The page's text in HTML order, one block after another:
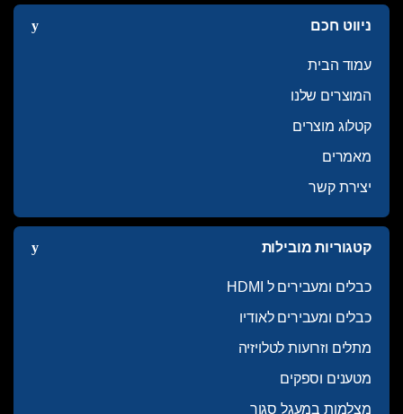
ניווט חכם
עמוד הבית
המוצרים שלנו
קטלוג מוצרים
מאמרים
יצירת קשר
קטגוריות מובילות
כבלים ומעבירים ל HDMI
כבלים ומעבירים לאודיו
מתלים וזרועות לטלויזיה
מטענים וספקים
מצלמות במעגל סגור